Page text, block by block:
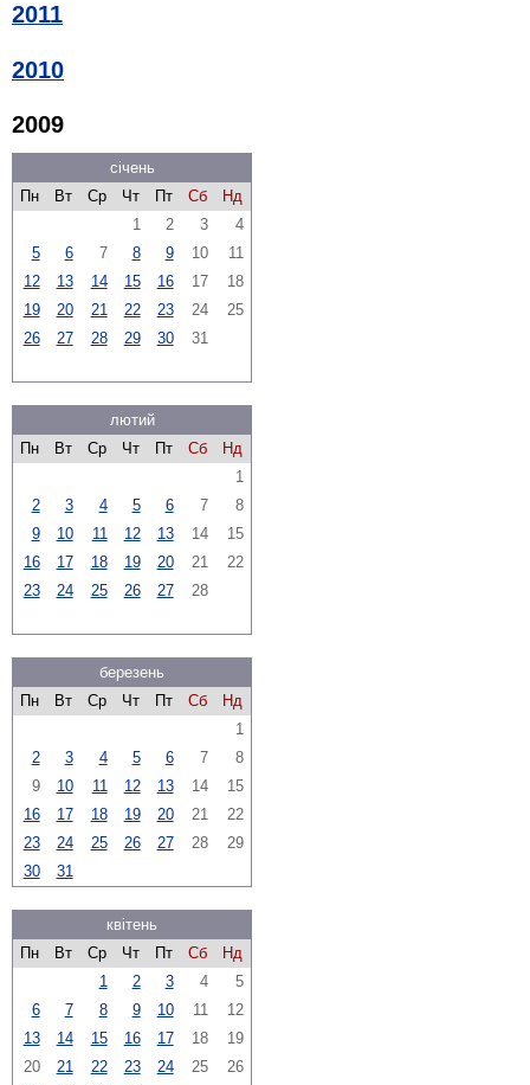
2011
2010
2009
січень
Пн
Вт Ср Чт Пт Сб
Нд
1
2 3
4
5
6 7 8 9 10
11
12
13 14 15 16 17
18
19
20 21 22 23 24
25
26
27 28 29 30 31
лютий
Пн
Вт Ср Чт Пт Сб
Нд
1
2
3 4 5 6 7
8
9
10 11 12 13 14
15
16
17 18 19 20 21
22
23
24 25 26 27 28
березень
Пн
Вт Ср Чт Пт Сб
Нд
1
2
3 4 5 6 7
8
9
10 11 12 13 14
15
16
17 18 19 20 21
22
23
24 25 26 27 28
29
30
31
квітень
Пн
Вт Ср Чт Пт Сб
Нд
1
2 3 4
5
6
7 8 9 10 11
12
13
14 15 16 17 18
19
20
21 22 23 24 25
26